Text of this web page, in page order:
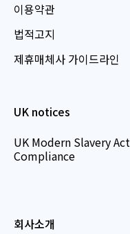
이용약관
법적고지
제휴매체사 가이드라인
UK notices
UK Modern Slavery Act
Compliance
회사소개